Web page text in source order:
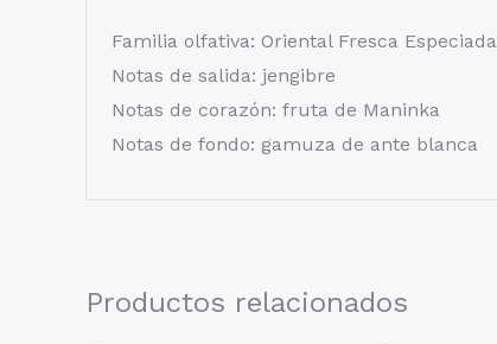
Familia olfativa: Oriental Fresca Especiada
Notas de salida: jengibre
Notas de corazón: fruta de Maninka
Notas de fondo: gamuza de ante blanca
Productos relacionados